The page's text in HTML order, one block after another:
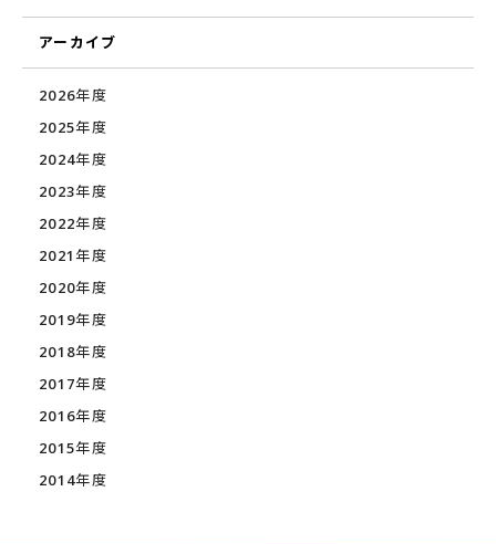
アーカイブ
2026年度
2025年度
2024年度
2023年度
2022年度
2021年度
2020年度
2019年度
2018年度
2017年度
2016年度
2015年度
2014年度